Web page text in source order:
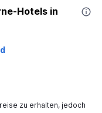
Hotels in
zu erhalten, jedoch